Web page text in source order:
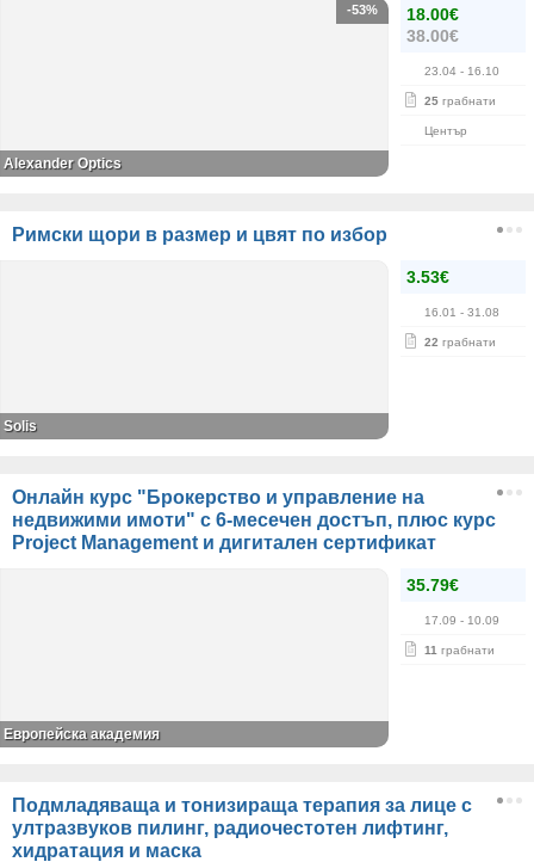
18.00€
38.00€
23.04 - 16.10
25 грабнати
Център
-53%
Alexander Оptics
Римски щори в размер и цвят по избор
3.53€
16.01 - 31.08
22 грабнати
Solis
Онлайн курс "Брокерство и управление на
недвижими имоти" с 6-месечен достъп, плюс курс
Project Management и дигитален сертификат
35.79€
17.09 - 10.09
11 грабнати
Европейска академия
Подмладяваща и тонизираща терапия за лице с
ултразвуков пилинг, радиочестотен лифтинг,
хидратация и маска